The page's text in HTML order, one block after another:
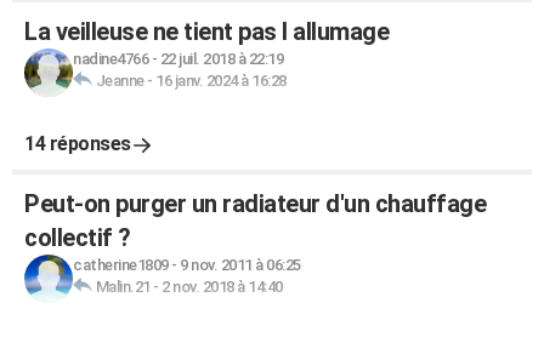
La veilleuse ne tient pas l allumage
nadine4766- 22 juil. 2018 à 22:19
Jeanne- 16 janv. 2024 à 16:28
14 réponses
Peut-on purger un radiateur d'un chauffage
collectif ?
catherine1809- 9 nov. 2011 à 06:25
Malin.21 - 2 nov. 2018 à 14:40